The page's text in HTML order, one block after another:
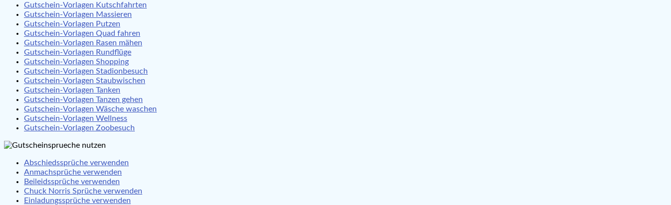
Gutschein-Vorlagen Kutschfahrten
Gutschein-Vorlagen Massieren
Gutschein-Vorlagen Putzen
Gutschein-Vorlagen Quad fahren
Gutschein-Vorlagen Rasen mähen
Gutschein-Vorlagen Rundflüge
Gutschein-Vorlagen Shopping
Gutschein-Vorlagen Stadionbesuch
Gutschein-Vorlagen Staubwischen
Gutschein-Vorlagen Tanken
Gutschein-Vorlagen Tanzen gehen
Gutschein-Vorlagen Wäsche waschen
Gutschein-Vorlagen Wellness
Gutschein-Vorlagen Zoobesuch
Abschiedssprüche verwenden
Anmachsprüche verwenden
Beileidssprüche verwenden
Chuck Norris Sprüche verwenden
Einladungssprüche verwenden